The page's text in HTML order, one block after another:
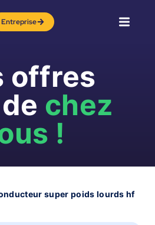
Entreprise
offres
chez
!
super poids lourds hf